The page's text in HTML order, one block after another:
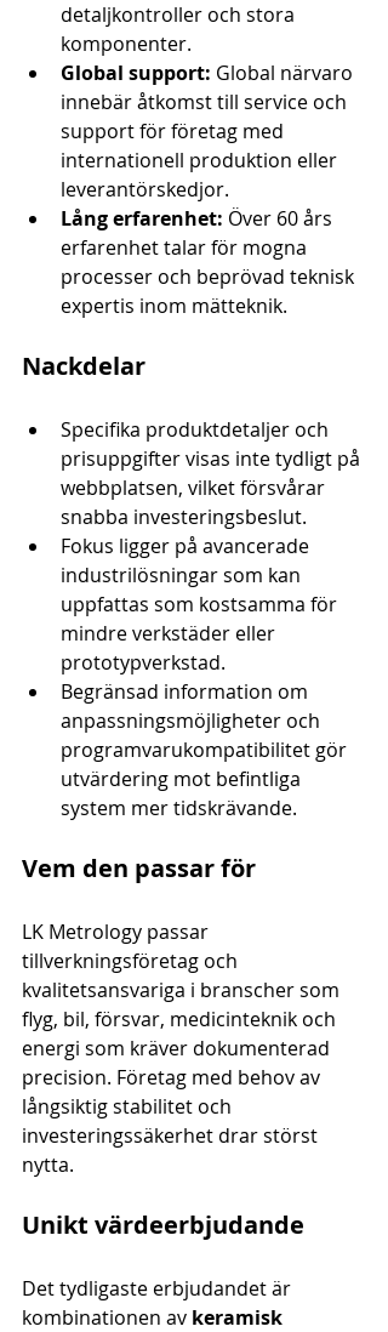
detaljkontroller och stora
komponenter.
Global support: Global närvaro
innebär åtkomst till service och
support för företag med
internationell produktion eller
leverantörskedjor.
Lång erfarenhet: Över 60 års
erfarenhet talar för mogna
processer och beprövad teknisk
expertis inom mätteknik.
Nackdelar
Specifika produktdetaljer och
prisuppgifter visas inte tydligt på
webbplatsen, vilket försvårar
snabba investeringsbeslut.
Fokus ligger på avancerade
industrilösningar som kan
uppfattas som kostsamma för
mindre verkstäder eller
prototypverkstad.
Begränsad information om
anpassningsmöjligheter och
programvarukompatibilitet gör
utvärdering mot befintliga
system mer tidskrävande.
Vem den passar för
LK Metrology passar
tillverkningsföretag och
kvalitetsansvariga i branscher som
flyg, bil, försvar, medicinteknik och
energi som kräver dokumenterad
precision. Företag med behov av
långsiktig stabilitet och
investeringssäkerhet drar störst
nytta.
Unikt värdeerbjudande
Det tydligaste erbjudandet är
kombinationen av keramisk